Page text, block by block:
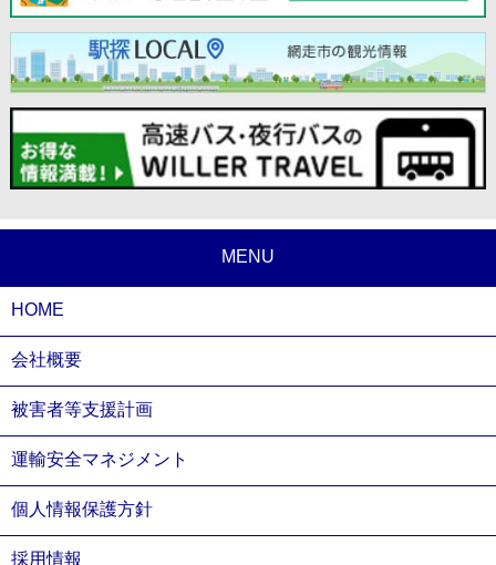
MENU
HOME
会社概要
被害者等支援計画
運輸安全マネジメント
個人情報保護方針
採用情報